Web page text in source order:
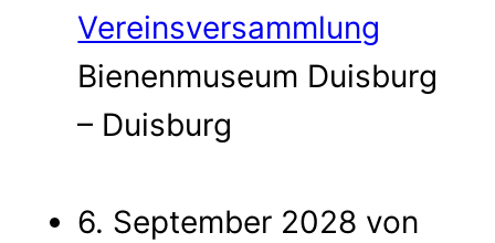
Vereinsversammlung
Bienenmuseum Duisburg
– Duisburg
6. September 2028 von